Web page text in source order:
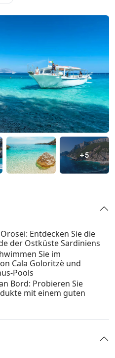
+5
Entdecken Sie die
der Ostküste Sardiniens
Sie im
Cala Goloritzè und
Pools
Bord: Probieren Sie
mit einem guten